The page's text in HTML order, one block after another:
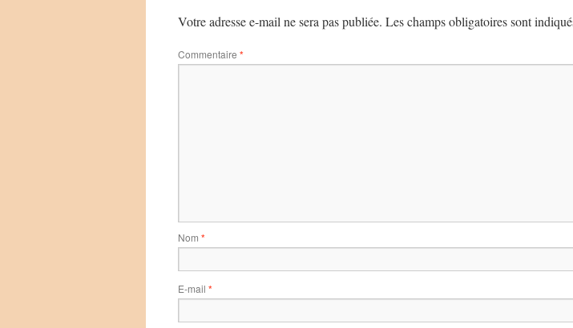
Votre adresse e-mail ne sera pas publiée. Les champs obligatoires sont
Commentaire *
Nom *
E-mail *